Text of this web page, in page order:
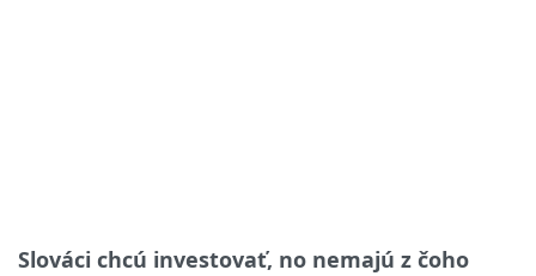
Slováci chcú investovať, no nemajú z čoho